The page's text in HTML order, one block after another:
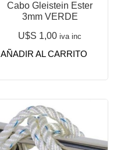
Cabo Gleistein Ester
3mm VERDE
U$S 1,00 iva inc
AÑADIR AL CARRITO